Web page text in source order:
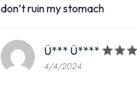
don’t ruin my stomach
Ü*** Ü****
4/4/2024